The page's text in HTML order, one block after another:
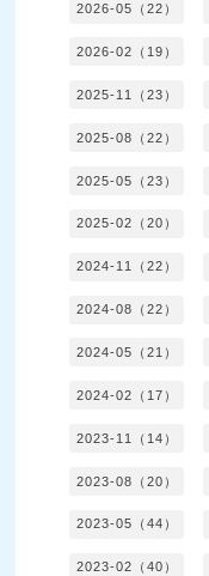
2026-05（22）
2026-02（19）
2025-11（23）
2025-08（22）
2025-05（23）
2025-02（20）
2024-11（22）
2024-08（22）
2024-05（21）
2024-02（17）
2023-11（14）
2023-08（20）
2023-05（44）
2023-02（40）